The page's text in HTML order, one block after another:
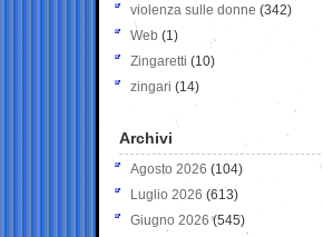
violenza sulle donne (342)
Web (1)
Zingaretti (10)
zingari (14)
Archivi
Agosto 2026 (104)
Luglio 2026 (613)
Giugno 2026 (545)